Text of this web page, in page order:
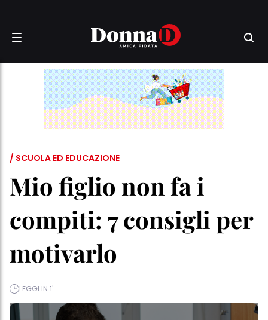
/ SCUOLA ED EDUCAZIONE
Mio figlio non fa i
compiti: 7 consigli per
motivarlo
LEGGI IN 1'